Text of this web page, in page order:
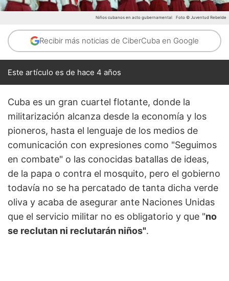
Niños cubanos en acto gubernamental Foto © Juventud Rebelde
Recibir más noticias de CiberCuba en Google
Este artículo es de hace 4 años
Cuba es un gran cuartel flotante, donde la
militarización alcanza desde la economía y los
pioneros, hasta el lenguaje de los medios de
comunicación con expresiones como "Seguimos
en combate" o las conocidas batallas de ideas,
de la papa o contra el mosquito, pero el gobierno
todavía no se ha percatado de tanta dicha verde
oliva y acaba de asegurar ante Naciones Unidas
que el servicio militar no es obligatorio y que "no
se reclutan ni reclutarán niños".